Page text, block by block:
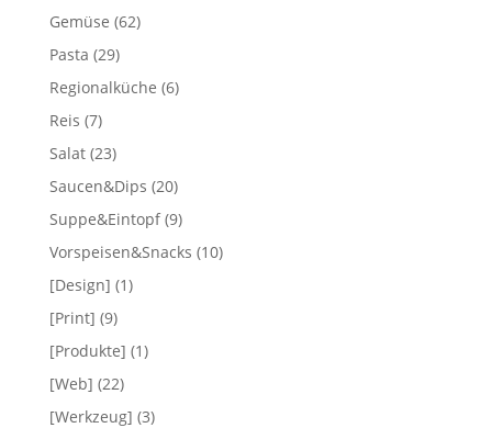
Gemüse (62)
Pasta (29)
Regionalküche (6)
Reis (7)
Salat(23)
Saucen&Dips (20)
Suppe&Eintopf(9)
Vorspeisen&Snacks (10)
[Design] (1)
[Print] (9)
[Produkte] (1)
[Web] (22)
[Werkzeug] (3)